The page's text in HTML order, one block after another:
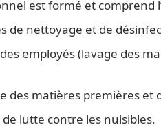
est formé et comprend
de nettoyage et de
employés (lavage des
des matières premières et
lutte contre les nuisibles.